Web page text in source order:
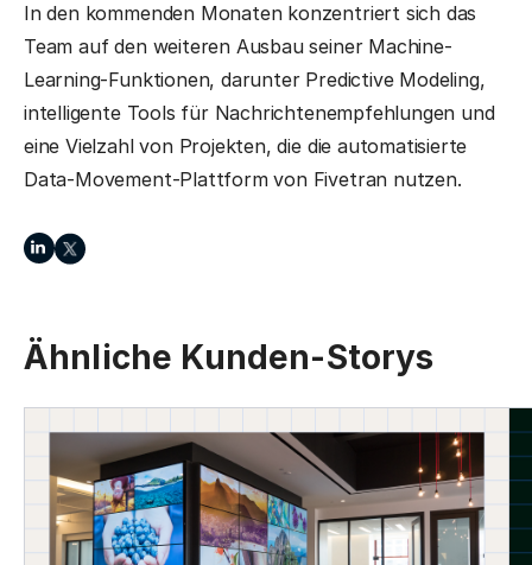
In den kommenden Monaten konzentriert sich das
Team auf den weiteren Ausbau seiner Machine-
Learning-Funktionen, darunter Predictive Modeling,
intelligente Tools für Nachrichtenempfehlungen und
eine Vielzahl von Projekten, die die automatisierte
Data-Movement-Plattform von Fivetran nutzen.
Ähnliche Kunden-Storys